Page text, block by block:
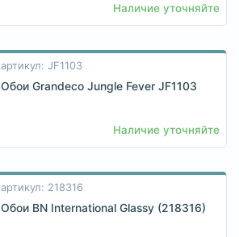
Наличие уточняйте
артикул: JF1103
Обои Grandeco Jungle Fever JF1103
Наличие уточняйте
артикул: 218316
Обои BN International Glassy (218316)